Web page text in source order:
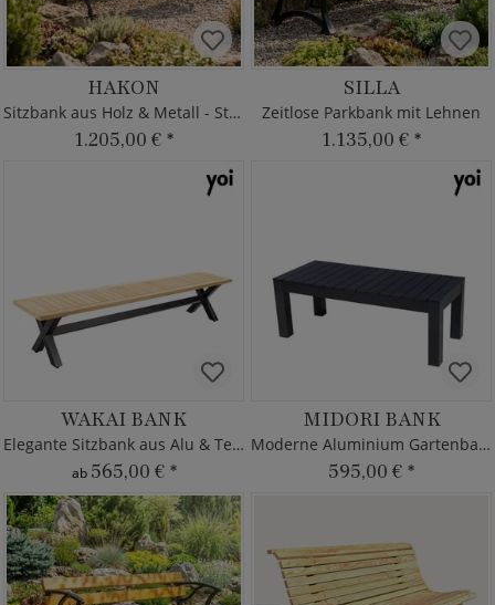
HAKON
Sitzbank aus Holz & Metall - Stadtdeko
1.205,00 € *
SILLA
Zeitlose Parkbank mit Lehnen
1.135,00 € *
WAKAI BANK
Elegante Sitzbank aus Alu & Teak
ab 565,00 € *
MIDORI BANK
Moderne Aluminium Gartenbank
595,00 € *